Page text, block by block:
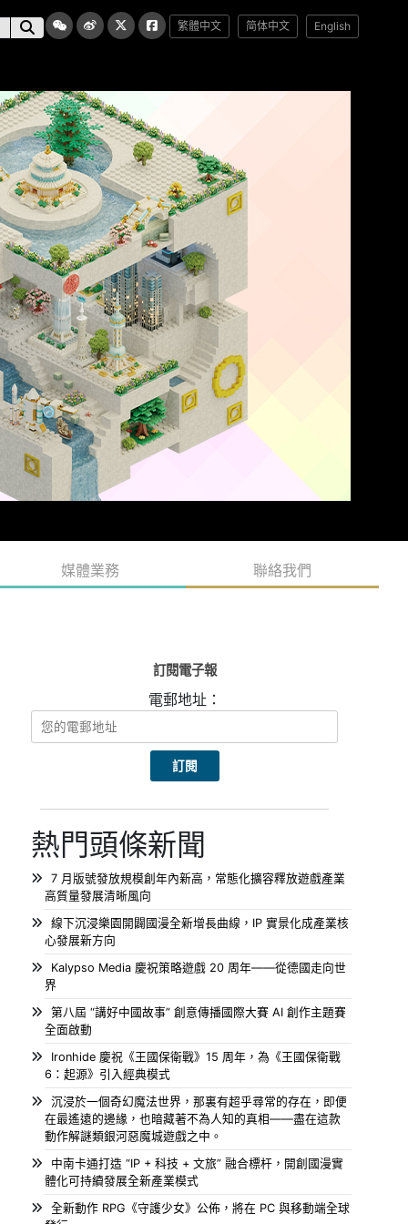
繁體中文 简体中文 English
媒體業務 聯絡我們
訂閱電子報
電郵地址：
熱門頭條新聞
7 月版號發放規模創年內新高，常態化擴容釋放遊戲產業
高質量發展清晰風向
線下沉浸樂園開闢國漫全新增長曲線，IP 實景化成產業核
心發展新方向
Kalypso Media 慶祝策略遊戲 20 周年——從德國走向世
界
第八屆 “講好中國故事” 創意傳播國際大賽 AI 創作主題賽
全面啟動
Ironhide 慶祝《王國保衛戰》15 周年，為《王國保衛戰
6：起源》引入經典模式
沉浸於一個奇幻魔法世界，那裏有超乎尋常的存在，即便
在最遙遠的邊緣，也暗藏著不為人知的真相——盡在這款
動作解謎類銀河惡魔城遊戲之中。
中南卡通打造 “IP + 科技 + 文旅” 融合標杆，開創國漫實
體化可持續發展全新產業模式
全新動作 RPG《守護少女》公佈，將在 PC 與移動端全球